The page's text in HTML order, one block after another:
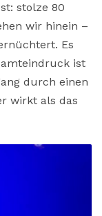
stolze 80
wir hinein –
Es
ist
durch einen
wirkt als das